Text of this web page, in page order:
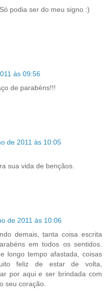
podia ser do meu signo :)
às 09:56
de parabéns!!!
de 2011 às 10:05
sua vida de bençãos.
de 2011 às 10:06
demais, tanta coisa escrita
em todos os sentidos.
longo tempo afastada, coisas
feliz de estar de volta,
por aqui e ser brindada com
seu coração.